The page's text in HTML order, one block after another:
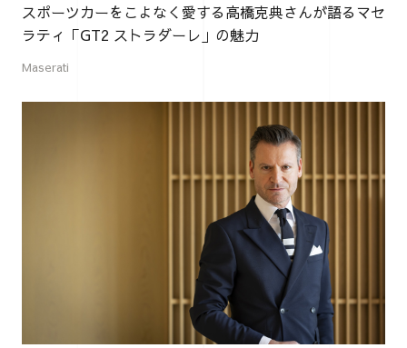
スポーツカーをこよなく愛する高橋克典さんが語るマセ
ラティ「GT2 ストラダーレ」の魅力
Maserati